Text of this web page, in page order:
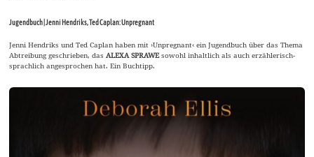
Jugendbuch | Jenni Hendriks, Ted Caplan: Unpregnant
Jenni Hendriks und Ted Caplan haben mit ›Unpregnant‹ ein Jugendbuch über das Thema
Abtreibung geschrieben, dasALEXA SPRAWEsowohl inhaltlich als auch erzählerisch-
sprachlich angesprochen hat. Ein Buchtipp.